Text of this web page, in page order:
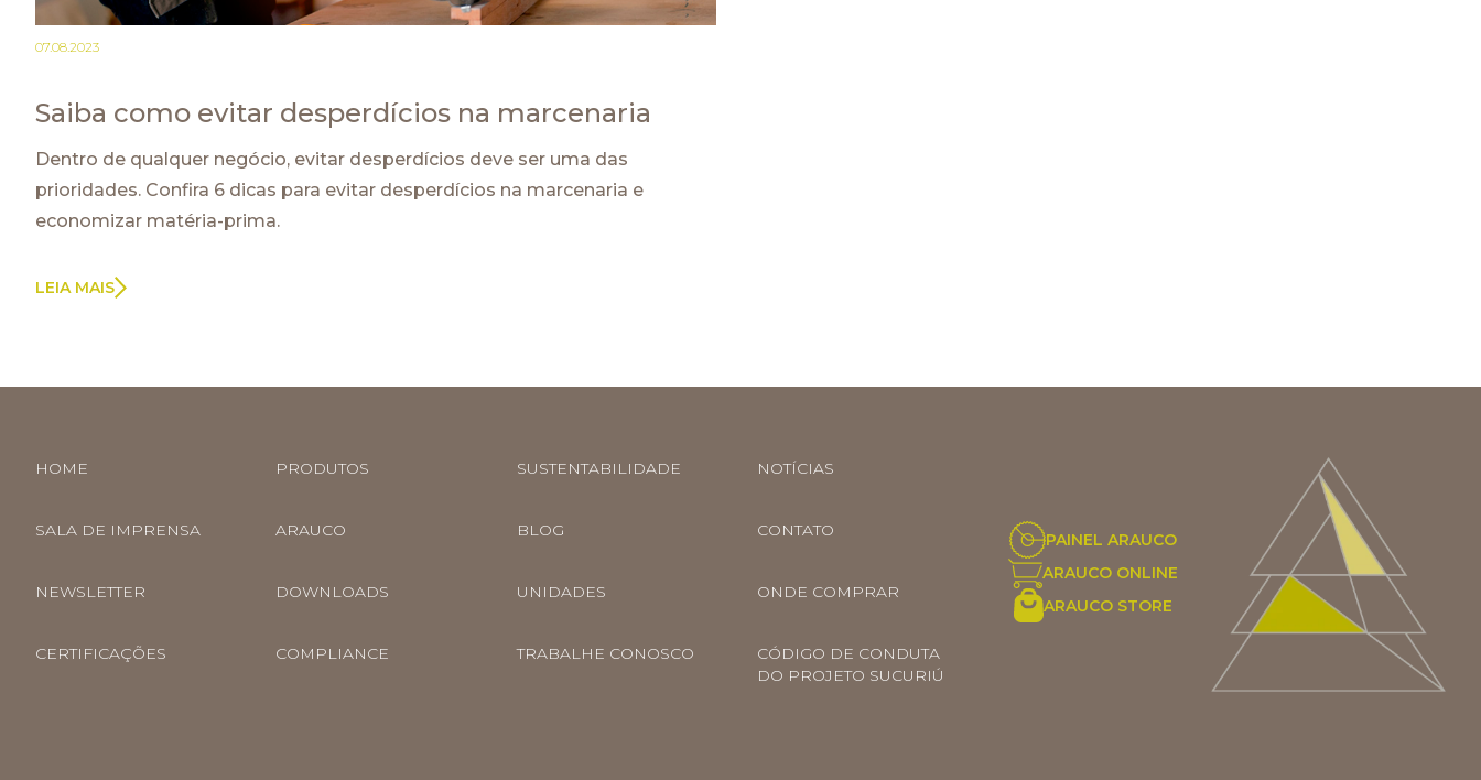
07.08.2023
Saiba como evitar desperdícios na marcenaria
Dentro de qualquer negócio, evitar desperdícios deve ser uma das
prioridades. Confira 6 dicas para evitar desperdícios na marcenaria e
economizar matéria-prima.
LEIA MAIS
HOME PRODUTOS SUSTENTABILIDADE NOTÍCIAS
SALA DE IMPRENSA ARAUCO BLOG CONTATO
NEWSLETTER DOWNLOADS UNIDADES ONDE COMPRAR
CERTIFICAÇÕES COMPLIANCE TRABALHE CONOSCO
CÓDIGO DE CONDUTA
DO PROJETO SUCURIÚ
PAINEL ARAUCO
ARAUCO ONLINE
ARAUCO STORE